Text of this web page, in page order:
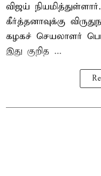
விஜய்
கீர்த்தனாவுக்கு
கழகச் செயலாளர்
இது குறித ...